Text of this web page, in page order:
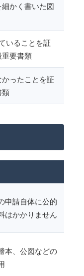
かく書いた図
いることを証
要書類
ったことを証
類
申請自体に公的
はかかりません
本、公図などの